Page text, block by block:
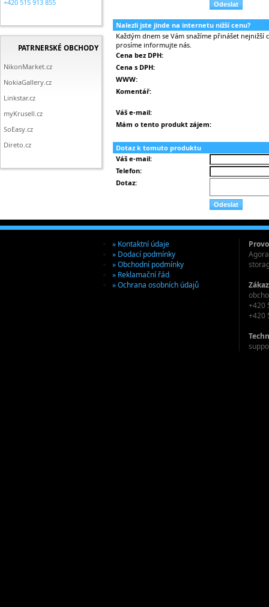
+420 515 913 855
PATRNERSKÉ OBCHODY
NikonMarket.cz
NokiaGallery.cz
Linkstar.cz
myKrusell.cz
SoEasy.cz
Direto.cz
Nalezli jste jinde na internetu nižší cenu?
Každým dnem se Vám snažíme přinášet
prosíme informujte nás.
Cena bez DPH:
Cena s DPH:
WWW:
Komentář:
Váš e-mail:
Mám o tento produkt zájem:
Dotaz k tomuto produktu
Váš e-mail:
Telefon:
Dotaz:
+420
+420
» Kontaktní údaje
» Dodací podmínky
» Obchodní podmínky
» Reklamační řád
» Ochrana osobních údajů